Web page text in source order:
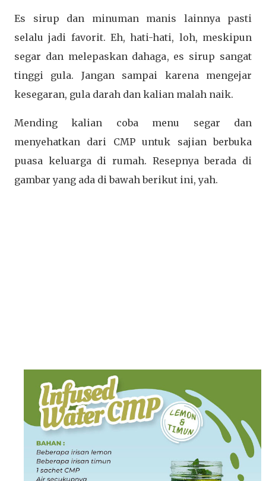
Es sirup dan minuman manis lainnya pasti
selalu jadi favorit. Eh, hati-hati, loh, meskipun
segar dan melepaskan dahaga, es sirup sangat
tinggi gula. Jangan sampai karena mengejar
kesegaran, gula darah dan kalian malah naik.
Mending kalian coba menu segar dan
menyehatkan dari CMP untuk sajian berbuka
puasa keluarga di rumah. Resepnya berada di
gambar yang ada di bawah berikut ini, yah.